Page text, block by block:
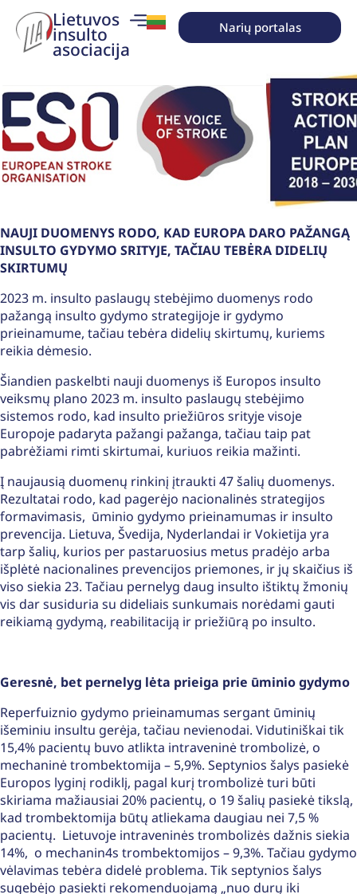
Lietuvos
insulto
asociacija
Narių portalas
NAUJI DUOMENYS RODO, KAD EUROPA DARO PAŽANGĄ
INSULTO GYDYMO SRITYJE, TAČIAU TEBĖRA DIDELIŲ
SKIRTUMŲ
2023 m. insulto paslaugų stebėjimo duomenys rodo
pažangą insulto gydymo strategijoje ir gydymo
prieinamume, tačiau tebėra didelių skirtumų, kuriems
reikia dėmesio.
Šiandien paskelbti nauji duomenys iš Europos insulto
veiksmų plano 2023 m. insulto paslaugų stebėjimo
sistemos rodo, kad insulto priežiūros srityje visoje
Europoje padaryta pažangi pažanga, tačiau taip pat
pabrėžiami rimti skirtumai, kuriuos reikia mažinti.
Į naujausią duomenų rinkinį įtraukti 47 šalių duomenys.
Rezultatai rodo, kad pagerėjo nacionalinės strategijos
formavimasis, ūminio gydymo prieinamumas ir insulto
prevencija. Lietuva, Švedija, Nyderlandai ir Vokietija yra
tarp šalių, kurios per pastaruosius metus pradėjo arba
išplėtė nacionalines prevencijos priemones, ir jų skaičius iš
viso siekia 23. Tačiau pernelyg daug insulto ištiktų žmonių
vis dar susiduria su dideliais sunkumais norėdami gauti
reikiamą gydymą, reabilitaciją ir priežiūrą po insulto.
Geresnė, bet pernelyg lėta prieiga prie ūminio gydymo
Reperfuiznio gydymo prieinamumas sergant ūminių
išeminiu insultu gerėja, tačiau nevienodai. Vidutiniškai tik
15,4% pacientų buvo atlikta intraveninė trombolizė, o
mechaninė trombektomija – 5,9%. Septynios šalys pasiekė
Europos lyginį rodiklį, pagal kurį trombolizė turi būti
skiriama mažiausiai 20% pacientų, o 19 šalių pasiekė tikslą,
kad trombektomija būtų atliekama daugiau nei 7,5 %
pacientų. Lietuvoje intraveninės trombolizės dažnis siekia
14%, o mechanin4s trombektomijos – 9,3%. Tačiau gydymo
vėlavimas tebėra didelė problema. Tik septynios šalys
sugebėjo pasiekti rekomenduojamą „nuo durų iki